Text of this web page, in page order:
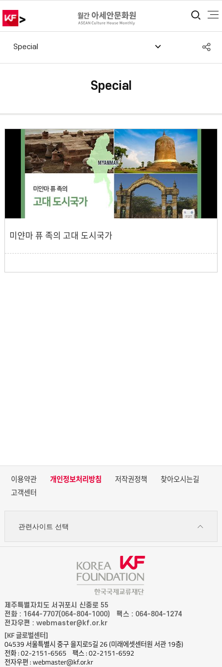
> 통
Special
Special
미얀마 퓨 족의 고대 도시국가
이용약관 개인정보처리방침 저작권정책
찾아오시는길
고객센터
관련사이트 선택
제주특별자치도 서귀포시 신중로 55
전화 : 1644-7707(064-804-1000)
팩스 : 064-804-1274
전자우편 : webmaster@kf.or.kr
[KF 글로벌센터]
04539 서울특별시 중구 을지로5길 26 (미래에셋센터원 서관 19층)
전화 : 02-2151-6565
팩스 : 02-2151-6592
전자우편 : webmaster@kf.or.kr